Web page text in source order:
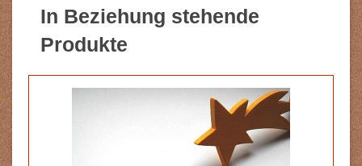
In Beziehung stehende
Produkte